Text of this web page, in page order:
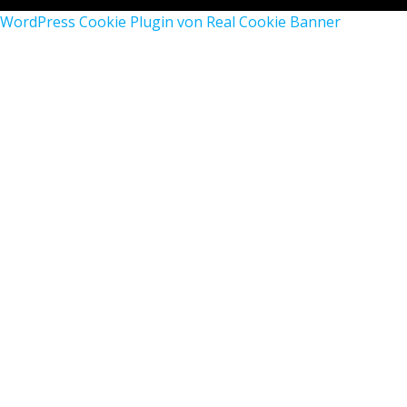
WordPress Cookie Plugin von Real Cookie Banner